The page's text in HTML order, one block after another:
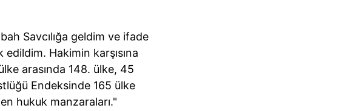
Savcılığa geldim ve ifade
Hakimin karşısına
arasında 148. ülke, 45
Endeksinde 165 ülke
hukuk manzaraları."